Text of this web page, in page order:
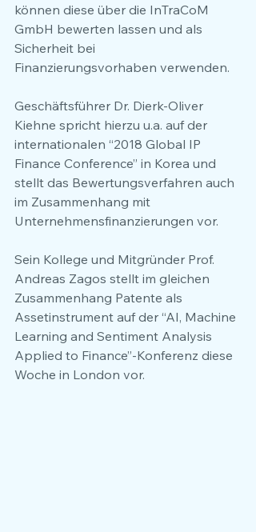
können diese über die InTraCoM
GmbH bewerten lassen und als
Sicherheit bei
Finanzierungsvorhaben verwenden.
Geschäftsführer Dr. Dierk-Oliver
Kiehne spricht hierzu u.a. auf der
internationalen “2018 Global IP
Finance Conference” in Korea und
stellt das Bewertungsverfahren auch
im Zusammenhang mit
Unternehmensfinanzierungen vor.
Sein Kollege und Mitgründer Prof.
Andreas Zagos stellt im gleichen
Zusammenhang Patente als
Assetinstrument auf der “AI, Machine
Learning and Sentiment Analysis
Applied to Finance”-Konferenz diese
Woche in London vor.